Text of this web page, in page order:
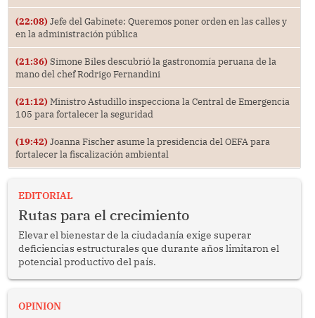
(22:08) Jefe del Gabinete: Queremos poner orden en las calles y
en la administración pública
(21:36) Simone Biles descubrió la gastronomía peruana de la
mano del chef Rodrigo Fernandini
(21:12) Ministro Astudillo inspecciona la Central de Emergencia
105 para fortalecer la seguridad
(19:42) Joanna Fischer asume la presidencia del OEFA para
fortalecer la fiscalización ambiental
EDITORIAL
Rutas para el crecimiento
Elevar el bienestar de la ciudadanía exige superar
deficiencias estructurales que durante años limitaron el
potencial productivo del país.
OPINION